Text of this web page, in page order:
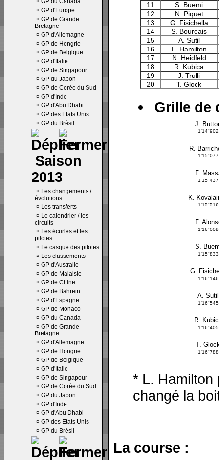
¤ GP du Canada
¤ GP d'Europe
¤ GP de Grande
Bretagne
¤ GP d'Allemagne
¤ GP de Hongrie
¤ GP de Belgique
¤ GP d'Italie
¤ GP de Singapour
¤ GP du Japon
¤ GP de Corée du Sud
¤ GP d'Inde
¤ GP d'Abu Dhabi
¤ GP des Etats Unis
¤ GP du Brésil
Saison
2013
¤ Les changements /
évolutions
¤ Les transferts
¤ Le calendrier / les
circuits
¤ Les écuries et les
pilotes
¤ Le casque des pilotes
¤ Les classements
¤ GP d'Australie
¤ GP de Malaisie
¤ GP de Chine
¤ GP de Bahrein
¤ GP d'Espagne
¤ GP de Monaco
¤ GP du Canada
¤ GP de Grande
Bretagne
¤ GP d'Allemagne
¤ GP de Hongrie
¤ GP de Belgique
¤ GP d'Italie
¤ GP de Singapour
¤ GP de Corée du Sud
¤ GP du Japon
¤ GP d'Inde
¤ GP d'Abu Dhabi
¤ GP des Etats Unis
¤ GP du Brésil
11
S. Buemi
12
N. Piquet
13
G. Fisichella
14
S. Bourdais
15
A. Sutil
16
L. Hamilton
17
N. Heidfeld
18
R. Kubica
19
J. Trulli
20
T. Glock
Grille de
J.
1'14"902
R.
1'15"077
F.
1'15"437
K.
1'15"516
F.
1'16"009
S.
1'15"833
G.
1'16"146
A. Sutil
1'16"545
R.
1'16"405
T.
1'16"788
* L. Hamilton
changé la
La course :